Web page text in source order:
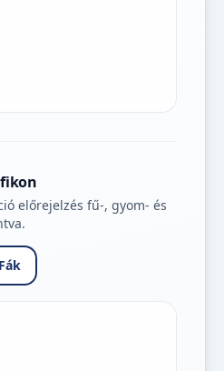
előrejelzés fű-, gyom- és
Fák